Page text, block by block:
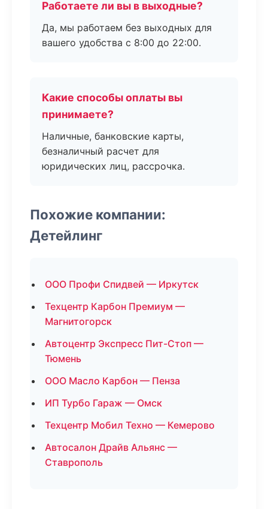
Работаете ли вы в выходные?
Да, мы работаем без выходных для
вашего удобства с 8:00 до 22:00.
Какие способы оплаты вы
принимаете?
Наличные, банковские карты,
безналичный расчет для
юридических лиц, рассрочка.
Похожие компании:
Детейлинг
ООО Профи Спидвей — Иркутск
Техцентр Карбон Премиум —
Магнитогорск
Автоцентр Экспресс Пит-Стоп —
Тюмень
ООО Масло Карбон — Пенза
ИП Турбо Гараж — Омск
Техцентр Мобил Техно — Кемерово
Автосалон Драйв Альянс —
Ставрополь